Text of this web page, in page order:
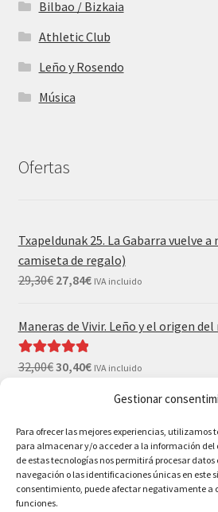
Gestionar
Para ofrecer las mejores experiencias, utilizamos
para almacenar y/o acceder a la información del
de estas tecnologías nos permitirá procesar
navegación o las identificaciones únicas en este
consentimiento, puede afectar negativamente a
funciones.
Bilbao / Bizkaia
Athletic Club
Leño y Rosendo
Música
Ofertas
Txapeldunak 25. La Gabarra vuelve a
camiseta de regalo)
29,30€ 27,84€ IVA incluido
Maneras de Vivir. Leño y el origen
Valorado con
32,00€30,40€ IVA incluido
camiseta y postales de regalo)
35,00€33,25€